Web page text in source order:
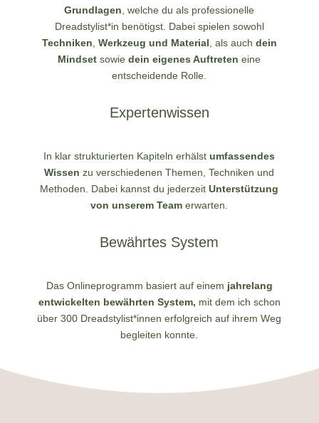
Grundlagen , welche du als professionelle
Dreadstylist*in benötigst. Dabei spielen sowohl
Techniken Werkzeug und Material , als auch dein
Mindset sowiedein eigenes Auftreten eine
entscheidende Rolle.
Expertenwissen
In klar strukturierten Kapiteln erhälstumfassendes
Wissen zu verschiedenen Themen, Techniken und
Methoden. Dabei kannst du jederzeitUnterstützung
von unserem Team erwarten.
Bewährtes System
Das Onlineprogramm basiert auf einem jahrelang
entwickelten bewährten System, mit dem ich schon
über 300 Dreadstylist*innen erfolgreich auf ihrem Weg
begleiten konnte